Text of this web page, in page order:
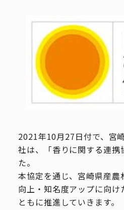
2021年10月27日付で、宮
社は、「香りに関する連携
た。
本協定を通じ、宮崎県産農
向上・知名度アップに向け
ともに推進していきます。